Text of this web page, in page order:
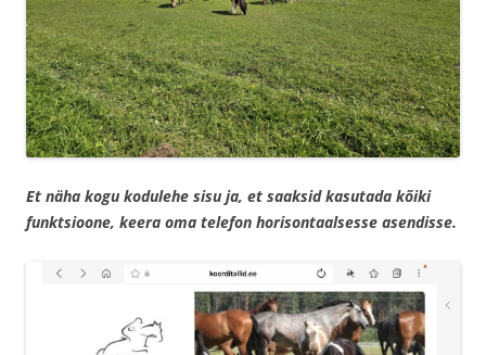
Et näha kogu kodulehe sisu ja, et saaksid kasutada kõiki
funktsioone, keera oma telefon horisontaalsesse asendisse.